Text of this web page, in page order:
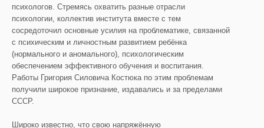
психологов. Стремясь охватить разные отрасли
психологии, коллектив института вместе с тем
сосредоточил основные усилия на проблематике, связанной
с психическим и личностным развитием ребёнка
(нормального и аномального), психологическим
обеспечением эффективного обучения и воспитания.
Работы Григория Силовича Костюка по этим проблемам
получили широкое признание, издавались и за пределами
СССР.
Широко известно, что свою напряжённую